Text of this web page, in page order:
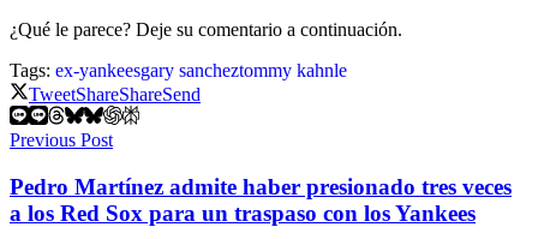
¿Qué le parece? Deje su comentario a continuación.
Tags: ex-yankeesgary sancheztommy kahnle
TweetShareShareSend
Previous Post
Pedro Martínez admite haber presionado tres veces
a los Red Sox para un traspaso con los Yankees